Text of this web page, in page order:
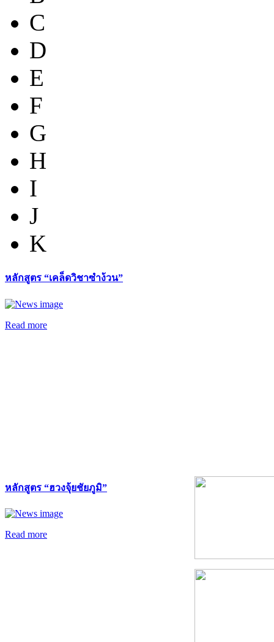
C
D
E
F
G
H
I
J
K
หลักสูตร “เคล็ดวิชาซำง้วน”
Read more
หลักสูตร “ฮวงจุ้ยชัยภูมิ”
Read more